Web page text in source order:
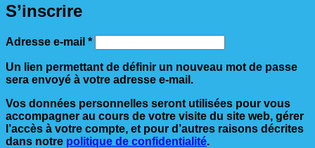
S’inscrire
Adresse e-mail *Obligatoire
Un lien permettant de définir un nouveau mot de passe
sera envoyé à votre adresse e-mail.
Vos données personnelles seront utilisées pour vous
accompagner au cours de votre visite du site web, gérer
l’accès à votre compte, et pour d’autres raisons décrites
dans notre politique de confidentialité.